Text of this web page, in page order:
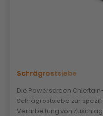
Schrägrostsiebe
Die Powerscreen
Schrägrostsiebe zur
Verarbeitung von